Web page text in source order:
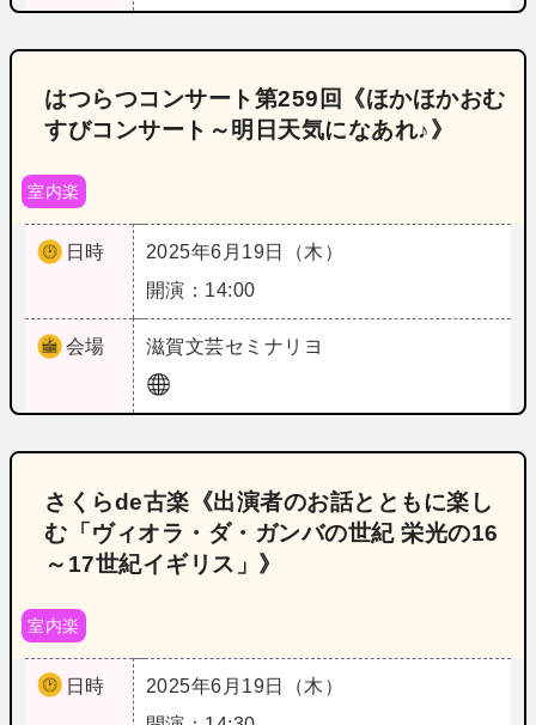
はつらつコンサート第259回《ほかほかおむ
すびコンサート～明日天気になあれ♪》
室内楽
日時
2025年6月19日（木）
開演：14:00
会場 滋賀文芸セミナリヨ
さくらde古楽《出演者のお話とともに楽し
む「ヴィオラ・ダ・ガンバの世紀 栄光の16
～17世紀イギリス」》
室内楽
日時
2025年6月19日（木）